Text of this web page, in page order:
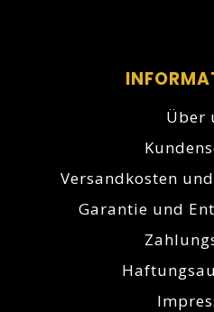
Über
Versandkosten
Garantie und